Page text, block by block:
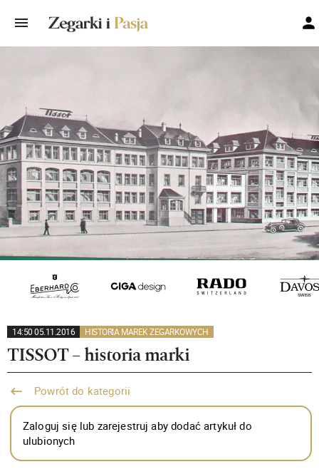
14:50 05.11.2016 HISTORIA MAREK ZEGARKOWYCH
TISSOT – historia marki
Powrót do kategorii
Zaloguj się lub zarejestruj aby dodać artykuł do
ulubionych